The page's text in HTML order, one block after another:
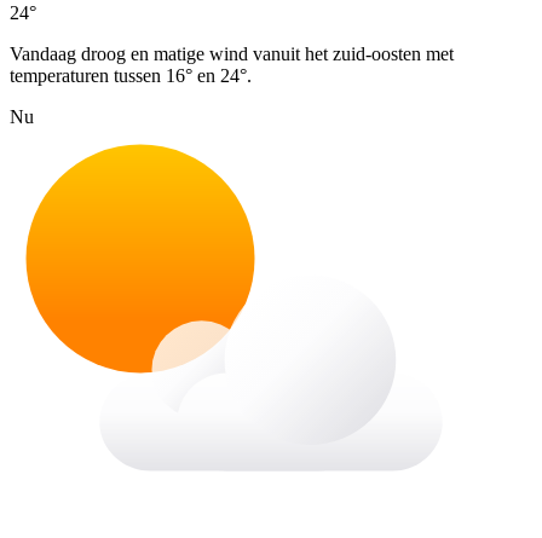
24°
Vandaag droog en matige wind vanuit het zuid-oosten met
temperaturen tussen 16° en 24°.
Nu